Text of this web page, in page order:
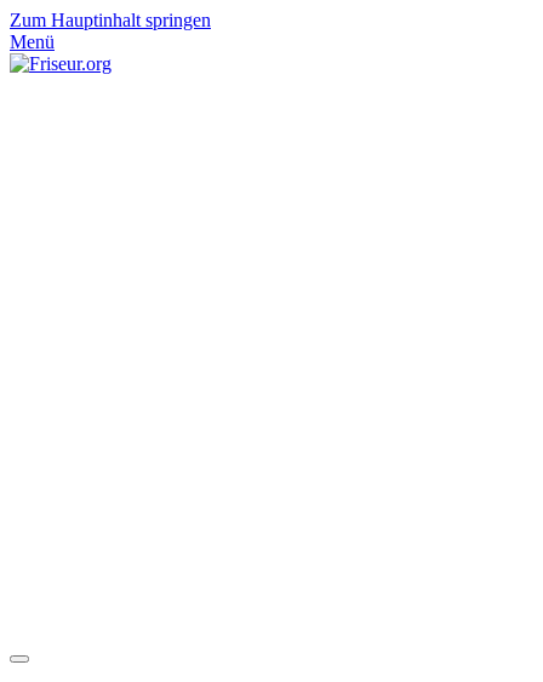
Zum Hauptinhalt springen
Menü